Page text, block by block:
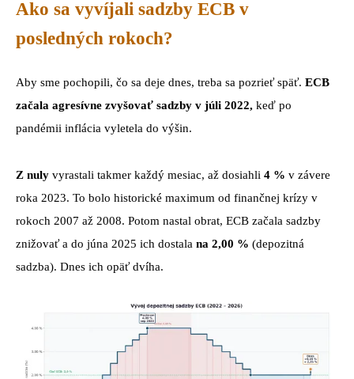
Ako sa vyvíjali sadzby ECB v
posledných rokoch?
Aby sme pochopili, čo sa deje dnes, treba sa pozrieť späť. ECB
začala agresívne zvyšovať sadzby v júli 2022, keď po
pandémii inflácia vyletela do výšin.
Z nuly vyrastali takmer každý mesiac, až dosiahli 4 % v závere
roka 2023. To bolo historické maximum od finančnej krízy v
rokoch 2007 až 2008. Potom nastal obrat, ECB začala sadzby
znižovať a do júna 2025 ich dostala na 2,00 % (depozitná
sadzba). Dnes ich opäť dvíha.